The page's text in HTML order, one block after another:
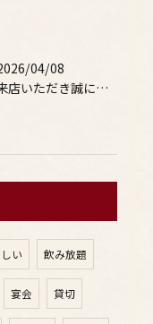
04/08
ご来店いただき誠にありがとうございます。
い 飲み放題
宴会 貸切